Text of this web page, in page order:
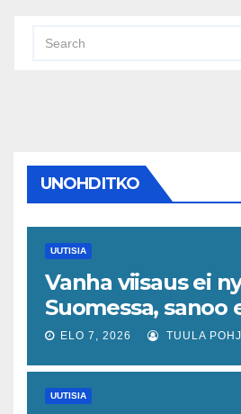
UNOHDITKO
UUTISIA
Vanha viisaus ei
Suomessa, sanoo
joka odottaa
piristymistä
ELO 7, 2026 TUULA
UUTISIA